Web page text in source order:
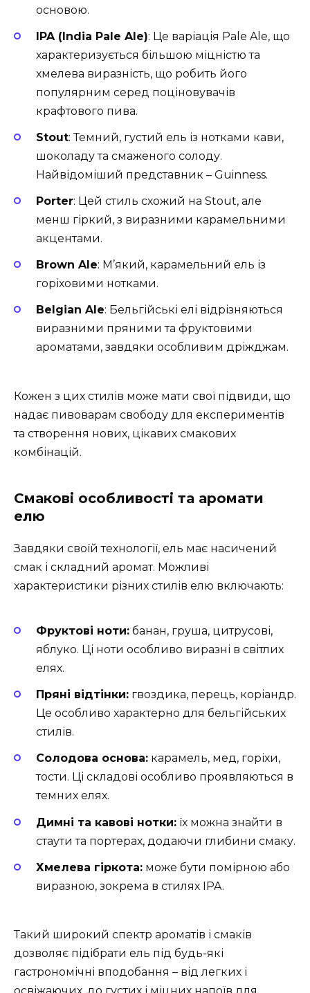
основою.
IPA (India Pale Ale): Це варіація Pale Ale, що
характеризується більшою міцністю та
хмелева виразність, що робить його
популярним серед поціновувачів
крафтового пива.
Stout: Темний, густий ель із нотками кави,
шоколаду та смаженого солоду.
Найвідоміший представник – Guinness.
Porter: Цей стиль схожий на Stout, але
менш гіркий, з виразними карамельними
акцентами.
Brown Ale: М’який, карамельний ель із
горіховими нотками.
Belgian Ale: Бельгійські елі відрізняються
виразними пряними та фруктовими
ароматами, завдяки особливим дріжджам.
Кожен з цих стилів може мати свої підвиди, що
надає пивоварам свободу для експериментів
та створення нових, цікавих смакових
комбінацій.
Смакові особливості та аромати
елю
Завдяки своїй технології, ель має насичений
смак і складний аромат. Можливі
характеристики різних стилів елю включають:
Фруктові ноти: банан, груша, цитрусові,
яблуко. Ці ноти особливо виразні в світлих
елях.
Пряні відтінки: гвоздика, перець, коріандр.
Це особливо характерно для бельгійських
стилів.
Солодова основа: карамель, мед, горіхи,
тости. Ці складові особливо проявляються в
темних елях.
Димні та кавові нотки: їх можна знайти в
стаути та портерах, додаючи глибини смаку.
Хмелева гіркота: може бути помірною або
виразною, зокрема в стилях IPA.
Такий широкий спектр ароматів і смаків
дозволяє підібрати ель під будь-які
гастрономічні вподобання – від легких і